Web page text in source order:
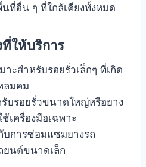
ที่อื่น ๆ ที่ใกล้เคียงทั้งหมด
ที่ให้บริการ
าะสำหรับรอยรั่วเล็กๆ ที่เกิด
ลมคม
บรอยรั่วขนาดใหญ่หรือยาง
เครื่องมือเฉพาะ
บการซ่อมแซมยางรถ
ยนต์ขนาดเล็ก